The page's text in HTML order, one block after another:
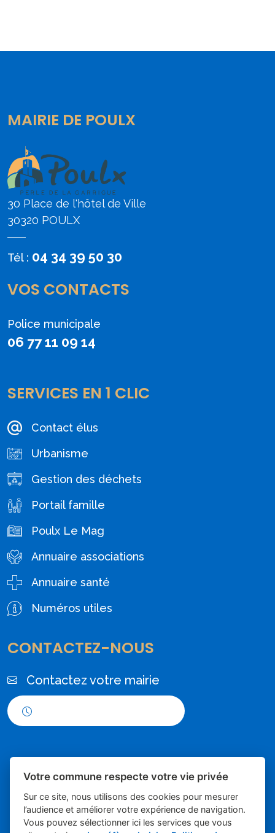
MAIRIE DE POULX
30 Place de l'hôtel de Ville
30320 POULX
Tél : 04 34 39 50 30
VOS CONTACTS
Police municipale
06 77 11 09 14
SERVICES EN 1 CLIC
Contact élus
Urbanisme
Gestion des déchets
Portail famille
Poulx Le Mag
Annuaire associations
Annuaire santé
Numéros utiles
CONTACTEZ-NOUS
Contactez votre mairie
Votre commune respecte votre vie privée
Sur ce site, nous utilisons des cookies pour mesurer
l’audience et améliorer votre expérience de navigation.
Vous pouvez sélectionner ici les services que vous